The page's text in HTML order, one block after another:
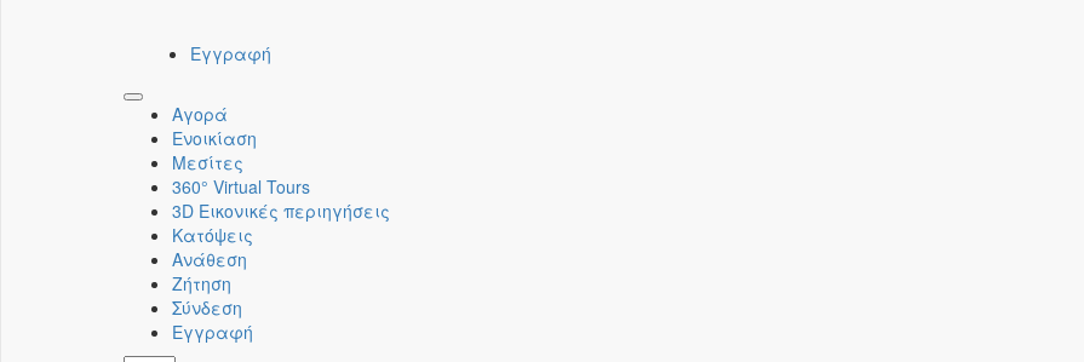
Εγγραφή
Toggle
navigation
Αγορά
Ενοικίαση
Μεσίτες
360° Virtual Tours
3D Εικονικές περιηγήσεις
Κατόψεις
Ανάθεση
Ζήτηση
Σύνδεση
Εγγραφή